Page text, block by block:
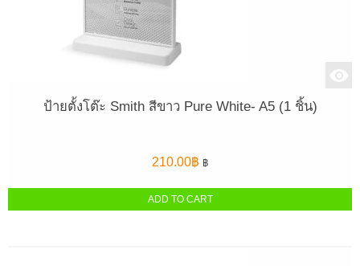
ป้ายตั้งโต๊ะ Smith สีขาว Pure White- A5 (1 ชิ้น)
210.00฿ ฿
ADD TO CART